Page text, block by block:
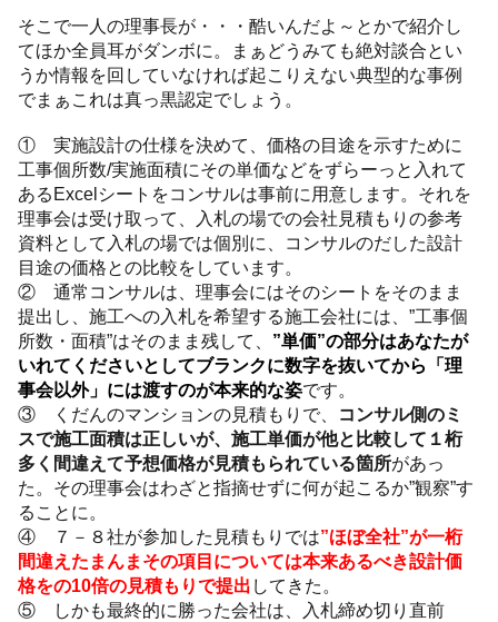
そこで一人の理事長が・・・酷いんだよ～とかで紹介し
てほか全員耳がダンボに。まぁどうみても絶対談合とい
うか情報を回していなければ起こりえない典型的な事例
でまぁこれは真っ黒認定でしょう。
① 実施設計の仕様を決めて、価格の目途を示すために
工事個所数/実施面積にその単価などをずらーっと入れて
あるExcelシートをコンサルは事前に用意します。それを
理事会は受け取って、入札の場での会社見積もりの参考
資料として入札の場では個別に、コンサルのだした設計
目途の価格との比較をしています。
② 通常コンサルは、理事会にはそのシートをそのまま
提出し、施工への入札を希望する施工会社には、”工事個
所数・面積”はそのまま残して、 ”単価”の部分はあなたが
いれてくださいとしてブランクに数字を抜いてから「理
事会以外」には渡すのが本来的な姿です。
③ くだんのマンションの見積もりで、 コンサル側のミ
スで施工面積は正しいが、施工単価が他と比較して１桁
多く間違えて予想価格が見積もられている箇所があっ
た。その理事会はわざと指摘せずに何が起こるか”観察”す
ることに。
④ ７－８社が参加した見積もりでは”ほぼ全社”が一桁
間違えたまんまその項目については本来あるべき設計価
格をの10倍の見積もりで提出 してきた。
⑤ しかも最終的に勝った会社は、入札締め切り直前